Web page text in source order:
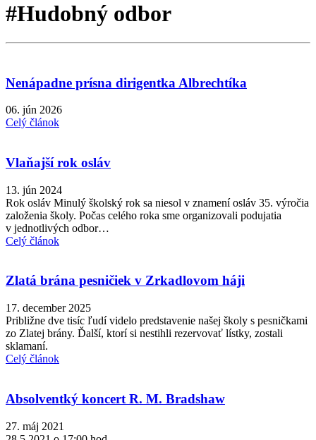
#Hudobný odbor
Nenápadne prísna dirigentka Albrechtíka
06. jún 2026
Celý článok
Vlaňajší rok osláv
13. jún 2024
Rok osláv Minulý školský rok sa niesol v znamení osláv 35. výročia
založenia školy. Počas celého roka sme organizovali podujatia
v jednotlivých odbor…
Celý článok
Zlatá brána pesničiek v Zrkadlovom háji
17. december 2025
Približne dve tisíc ľudí videlo predstavenie našej školy s pesničkami
zo Zlatej brány. Ďalší, ktorí si nestihli rezervovať lístky, zostali
sklamaní.
Celý článok
Absolventký koncert R. M. Bradshaw
27. máj 2021